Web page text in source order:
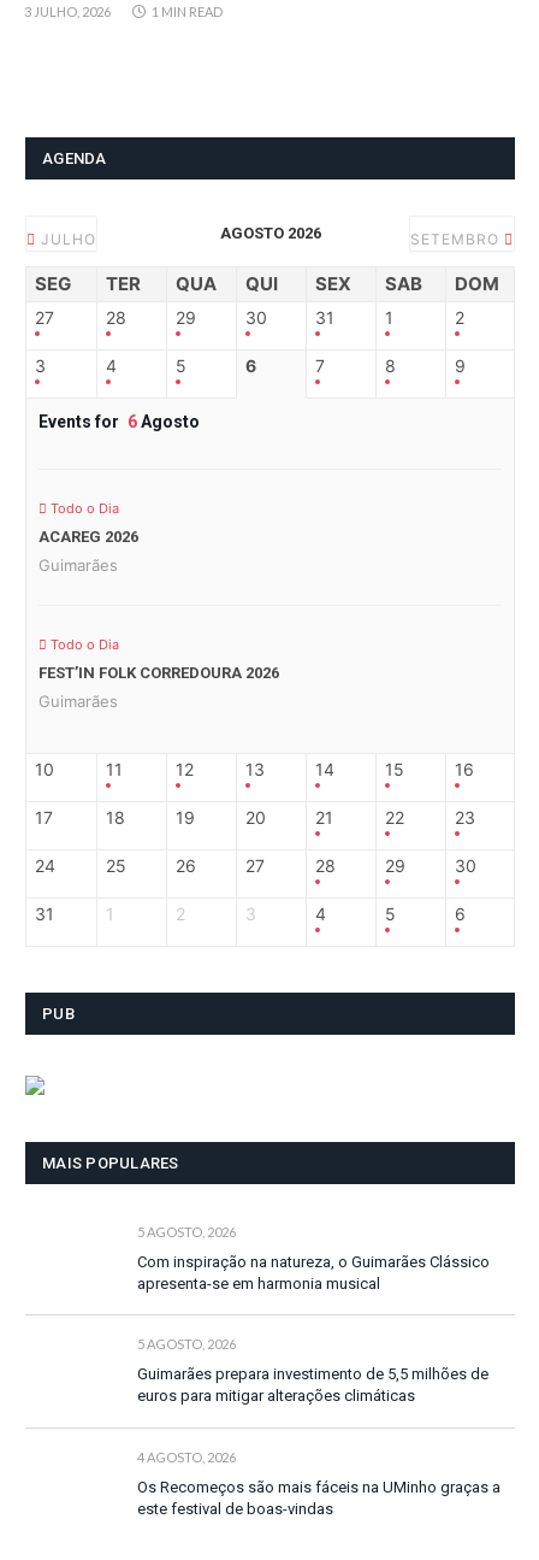
3 JULHO, 2026 1 MIN READ
AGENDA
JULHO AGOSTO 2026 SETEMBRO
SEG TER QUA QUI SEX SAB DOM
27 28 29 30 31 1 2
3 4 5 6 7 8 9
Events for 6Agosto
Todo o Dia
ACAREG 2026
Guimarães
Todo o Dia
FEST’IN FOLK CORREDOURA 2026
Guimarães
10 11 12 13 14 15 16
17 18 19 20 21 22 23
24 25 26 27 28 29 30
31 1 2 3 4 5 6
PUB
MAIS POPULARES
5 AGOSTO, 2026
Com inspiração na natureza, o Guimarães Clássico
apresenta-se em harmonia musical
5 AGOSTO, 2026
Guimarães prepara investimento de 5,5 milhões de
euros para mitigar alterações climáticas
4 AGOSTO, 2026
Os Recomeços são mais fáceis na UMinho graças a
este festival de boas-vindas